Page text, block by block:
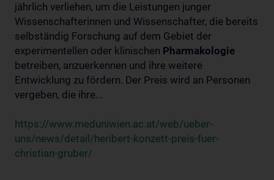
jährlich verliehen, um die Leistungen junger
Wissenschafterinnen und Wissenschafter, die bereits
selbständig Forschung auf dem Gebiet der
experimentellen oder klinischen Pharmakologie
betreiben, anzuerkennen und ihre weitere
Entwicklung zu fördern. Der Preis wird an Personen
vergeben, die ihre...
https://www.meduniwien.ac.at/web/ueber-
uns/news/detail/heribert-konzett-preis-fuer-
christian-gruber/